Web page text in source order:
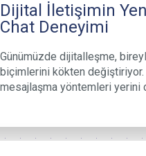
Dijital İletişimin
Chat Deneyimi
Günümüzde dijitalleşme,
biçimlerini kökten
mesajlaşma yöntemleri yerini